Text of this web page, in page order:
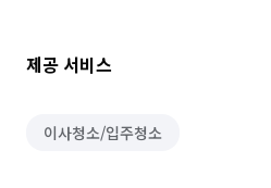
제공 서비스
이사청소/입주청소